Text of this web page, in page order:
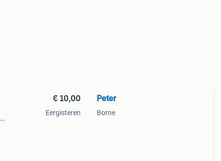
€ 10,00
Eergisteren
Peter
Borne